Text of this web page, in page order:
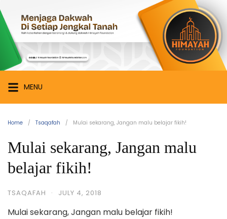
to
content
Himayah
Foundation
Menjaga
Dakwah
di
Setiap
Jengkal
MENU
Home Tsaqafah Mulai sekarang, Jangan malu belajar fikih!
Mulai sekarang, Jangan malu
belajar fikih!
TSAQAFAH · JULY 4, 2018
Mulai sekarang, Jangan malu belajar fikih!